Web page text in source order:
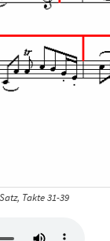
Takte 31-39